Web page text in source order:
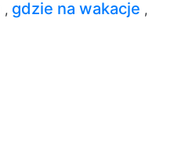
, gdzie na wakacje ,